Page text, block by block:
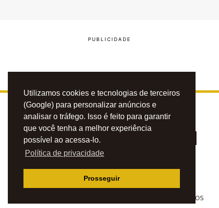
Utilizamos cookies e tecnologias de terceiros
(Google) para personalizar anúncios e
analisar o tráfego. Isso é feito para garantir
que você tenha a melhor experiência
possível ao acessa-lo.
Política de privacidade
Prosseguir
PRIVACIDADE CONTATO
© 2023 BLOG DO CAFÉZINHO. TODOS OS DIREITOS RESERVADOS